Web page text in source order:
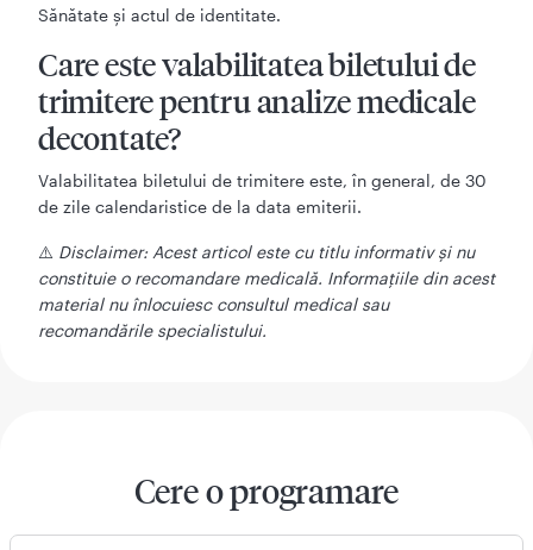
Sănătate și actul de identitate.
Care este valabilitatea biletului de
trimitere pentru analize medicale
decontate?
Valabilitatea biletului de trimitere este, în general, de 30
de zile calendaristice de la data emiterii.
⚠️ Disclaimer: Acest articol este cu titlu informativ și nu
constituie o recomandare medicală. Informațiile din acest
material nu înlocuiesc consultul medical sau
recomandările specialistului.
Cere o programare